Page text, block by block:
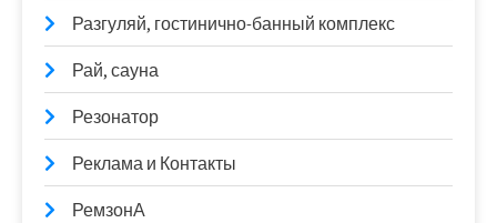
Разгуляй, гостинично-банный комплекс
Рай, сауна
Резонатор
Реклама и Контакты
РемзонА